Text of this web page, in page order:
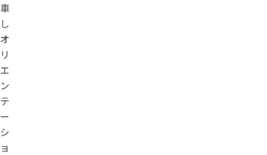
車
し
オ
リ
エ
ン
テ
ー
シ
ョ